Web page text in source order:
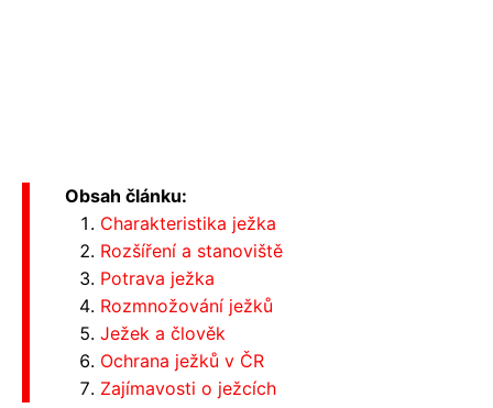
Obsah článku:
Charakteristika ježka
Rozšíření a stanoviště
Potrava ježka
Rozmnožování ježků
Ježek a člověk
Ochrana ježků v ČR
Zajímavosti o ježcích